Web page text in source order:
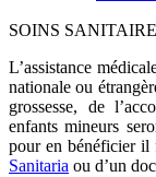
SOINS
L’assistance
nationale ou
grossesse, de
enfants mineurs
pour en bénéficier il
Sanitaria ou d’un